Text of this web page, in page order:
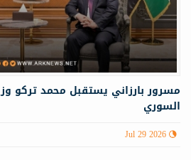
مسرور بارزاني يستقبل محمد تركو
السوري
Jul 29 2026